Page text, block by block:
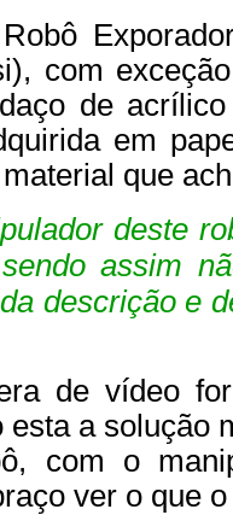
com
de
em
que
deste
assim
descrição e
de vídeo
esta a solução
com o
ver o que